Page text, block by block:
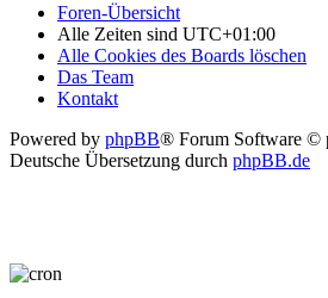
Foren-Übersicht
Alle Zeiten sind UTC+01:00
Alle Cookies des Boards löschen
Das Team
Kontakt
Powered by phpBB® Forum Software ©
Deutsche Übersetzung durch phpBB.de